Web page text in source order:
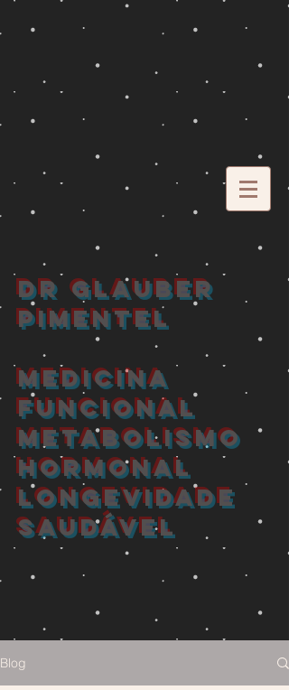
DR GLAUBER
PIMENTEL
MEDICINA
FUNCIONAL
METABOLISMO
HORMONAL
longevidade
saudável
Blog